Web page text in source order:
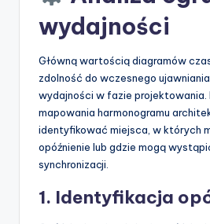
wydajności
Główną wartością diagramów
zdolność do wczesnego
wydajności w fazie projektowania.
mapowania harmonogramu
identyfikować miejsca, w których
opóźnienie lub gdzie mogą
synchronizacji.
1. Identyfikacja